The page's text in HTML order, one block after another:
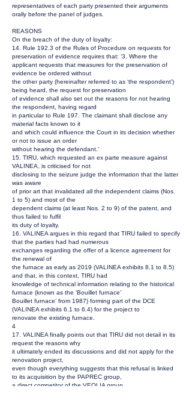
representatives of each party presented their arguments
orally before the panel of judges.
REASONS
On the breach of the duty of loyalty:
14. Rule 192.3 of the Rules of Procedure on requests for
preservation of evidence requires that: ‘3. Where the
applicant requests that measures for the preservation of
evidence be ordered without
the other party (hereinafter referred to as ‘the respondent’)
being heard, the request for preservation
of evidence shall also set out the reasons for not hearing
the respondent, having regard
in particular to Rule 197. The claimant shall disclose any
material facts known to it
and which could influence the Court in its decision whether
or not to issue an order
without hearing the defendant.’
15. TIRU, which requested an ex parte measure against
VALINEA, is criticised for not
disclosing to the seizure judge the information that the latter
was aware
of prior art that invalidated all the independent claims (Nos.
1 to 5) and most of the
dependent claims (at least Nos. 2 to 9) of the patent, and
thus failed to fulfil
its duty of loyalty.
16. VALINEA argues in this regard that TIRU failed to specify
that the parties had had numerous
exchanges regarding the offer of a licence agreement for
the renewal of
the furnace as early as 2019 (VALINEA exhibits 8.1 to 8.5)
and that, in this context, TIRU had
knowledge of technical information relating to the historical
furnace (known as the ‘Bouillet furnace’
Bouillet furnace’ from 1987) forming part of the DCE
(VALINEA exhibits 6.1 to 6.4) for the project to
renovate the existing furnace.
4
17. VALINEA finally points out that TIRU did not detail in its
request the reasons why
it ultimately ended its discussions and did not apply for the
renovation project,
even though everything suggests that this refusal is linked
to its acquisition by the PAPREC group,
a direct competitor of the VEOLIA group.